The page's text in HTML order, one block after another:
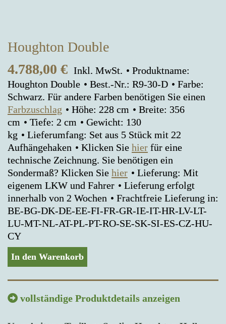
Houghton Double
4.788,00 € Inkl. MwSt.
Produktname:
Houghton Double
Best.-Nr.: R9-30-D
Farbe:
Schwarz. Für andere Farben benötigen Sie einen
Farbzuschlag
Höhe: 228 cm
Breite: 356
cm
Tiefe: 2 cm
Gewicht: 130
kg
Lieferumfang: Set aus 5 Stück mit 22
Aufhängehaken
Klicken Sie hier für eine
technische Zeichnung. Sie benötigen ein
Sondermaß? Klicken Sie hier
Lieferung: Mit
eigenem LKW und Fahrer
Lieferung erfolgt
innerhalb von 2 Wochen
Frachtfreie Lieferung in:
BE-BG-DK-DE-EE-FI-FR-GR-IE-IT-HR-LV-LT-
LU-MT-NL-AT-PL-PT-RO-SE-SK-SI-ES-CZ-HU-
CY
In den Warenkorb
vollständige Produktdetails anzeigen